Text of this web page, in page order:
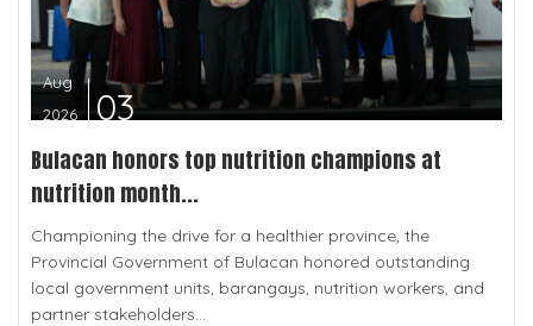
Aug
2026
03
Bulacan honors top nutrition champions at
nutrition month...
Championing the drive for a healthier province, the
Provincial Government of Bulacan honored outstanding
local government units, barangays, nutrition workers, and
partner stakeholders...